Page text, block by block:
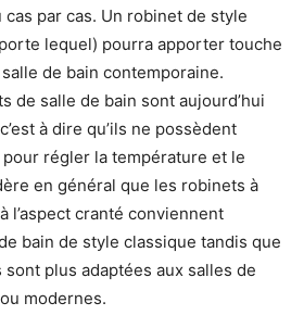
cas par cas. Un robinet de style
lequel) pourra apporter touche
de bain contemporaine.
de salle de bain sont aujourd’hui
à dire qu’ils ne possèdent
pour régler la température et le
en général que les robinets à
l’aspect cranté conviennent
bain de style classique tandis que
plus adaptées aux salles de
modernes.